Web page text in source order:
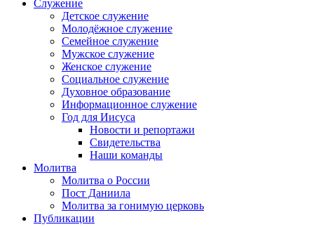
Служение
Детское служение
Молодёжное служение
Семейное служение
Мужское служение
Женское служение
Социальное служение
Духовное образование
Информационное служение
Год для Иисуса
Новости и репортажи
Свидетельства
Наши команды
Молитва
Молитва о России
Пост Даниила
Молитва за гонимую церковь
Публикации